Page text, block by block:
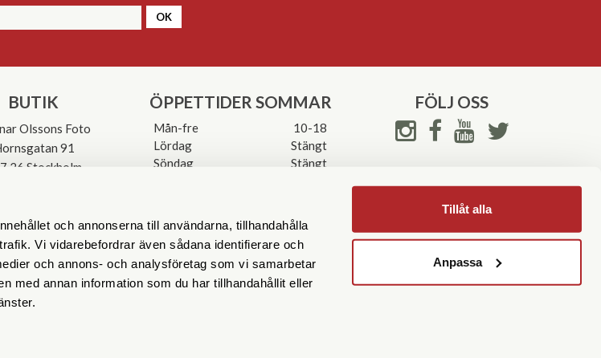
och annonserna till användarna, tillhandahålla
Vi vidarebefordrar även sådana identifierare och
och annons- och analysföretag som vi samarbetar
med annan information som du har tillhandahållit eller
Tillåt alla
Anpassa
OK
BUTIK
Olssons Foto
91
26 Stockholm
ÖPPETTIDER SOMMAR
Mån-fre
10-18
Lördag
Stängt
Söndag
Stängt
FÖLJ OSS